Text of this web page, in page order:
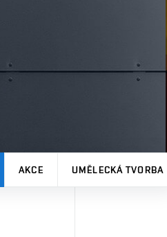
AKCE UMĚLECKÁ TVORBA